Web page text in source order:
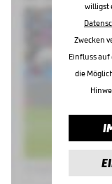
willigst
Zwecken
Einfluss auf
die